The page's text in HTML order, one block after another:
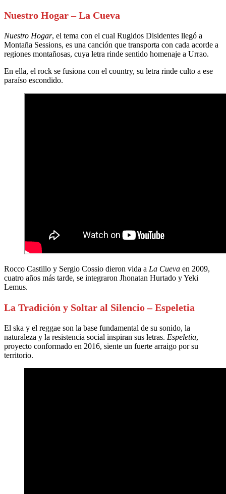
Nuestro Hogar – La Cueva
Nuestro Hogar, el tema con el cual Rugidos Disidentes llegó a
Montaña Sessions, es una canción que transporta con cada acorde a
regiones montañosas, cuya letra rinde sentido homenaje a Urrao.
En ella, el rock se fusiona con el country, su letra rinde culto a ese
paraíso escondido.
Rocco Castillo y Sergio Cossio dieron vida a La Cueva en 2009,
cuatro años más tarde, se integraron Jhonatan Hurtado y Yeki
Lemus.
La Tradición y Soltar al Silencio – Espeletia
El ska y el reggae son la base fundamental de su sonido, la
naturaleza y la resistencia social inspiran sus letras. Espeletia,
proyecto conformado en 2016, siente un fuerte arraigo por su
territorio.